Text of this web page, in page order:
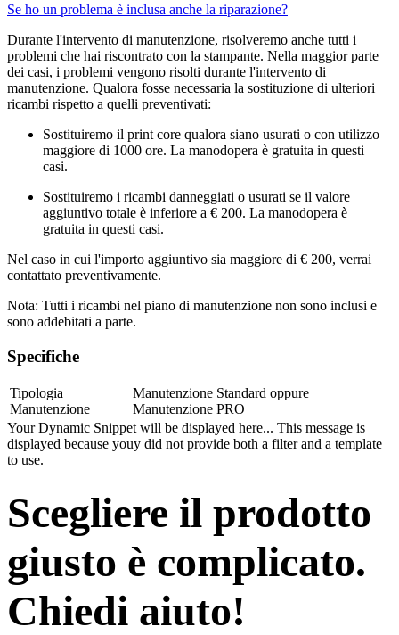
Se ho un problema è inclusa anche la riparazione?
Durante l'intervento di manutenzione, risolveremo anche tutti i
problemi che hai riscontrato con la stampante. Nella maggior parte
dei casi, i problemi vengono risolti durante l'intervento di
manutenzione. Qualora fosse necessaria la sostituzione di ulteriori
ricambi rispetto a quelli preventivati:
Sostituiremo il print core qualora siano usurati o con utilizzo
maggiore di 1000 ore. La manodopera è gratuita in questi
casi.
Sostituiremo i ricambi danneggiati o usurati se il valore
aggiuntivo totale è inferiore a € 200. La manodopera è
gratuita in questi casi.
Nel caso in cui l'importo aggiuntivo sia maggiore di € 200, verrai
contattato preventivamente.
Nota: Tutti i ricambi nel piano di manutenzione non sono inclusi e
sono addebitati a parte.
Specifiche
Tipologia
Manutenzione
Manutenzione Standard oppure
Manutenzione PRO
Your Dynamic Snippet will be displayed here... This message is
displayed because youy did not provide both a filter and a template
to use.
Scegliere il prodotto
giusto è complicato.
Chiedi aiuto!